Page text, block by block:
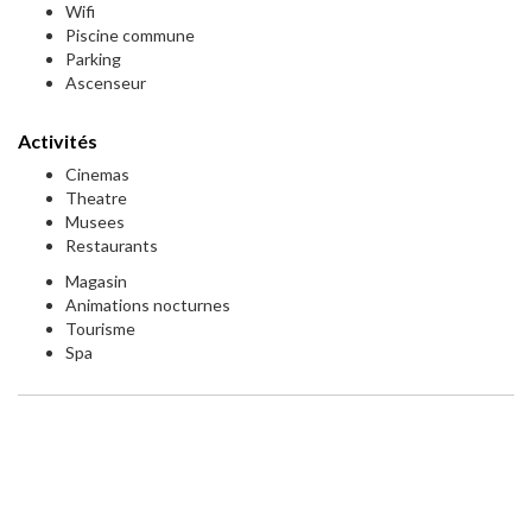
Wifi
Piscine commune
Parking
Ascenseur
Activités
Cinemas
Theatre
Musees
Restaurants
Magasin
Animations nocturnes
Tourisme
Spa